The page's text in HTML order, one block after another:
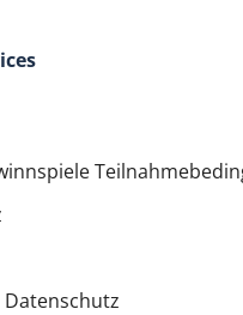
Datenschutz